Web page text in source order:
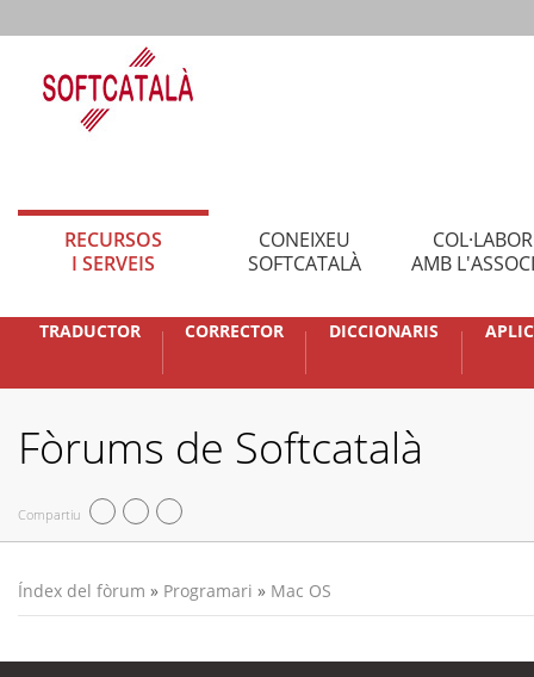
RECURSOS
I SERVEIS
CONEIXEU
SOFTCATALÀ
AMB
TRADUCTOR CORRECTOR DICCIONARIS
Fòrums de Softcatalà
Compartiu
Índex del fòrum » Programari » Mac OS